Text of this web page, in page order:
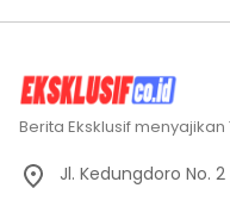
Berita Eksklusif
Jl. Kedungdoro No.